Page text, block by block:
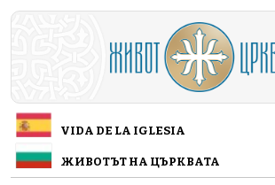
Skip to main content
VIDA DE LA IGLESIA
ЖИВОТЪТ НА ЦЪРКВАТА